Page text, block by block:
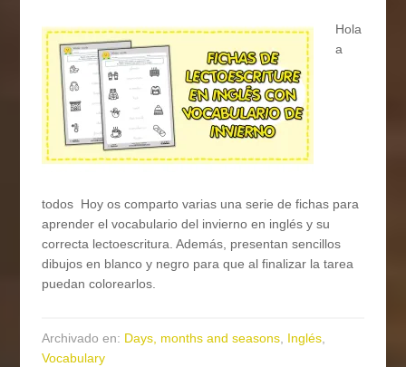
Hola
a
todos Hoy os comparto varias una serie de fichas para
aprender el vocabulario del invierno en inglés y su
correcta lectoescritura. Además, presentan sencillos
dibujos en blanco y negro para que al finalizar la tarea
puedan colorearlos.
Archivado en: Days, months and seasons, Inglés,
Vocabulary